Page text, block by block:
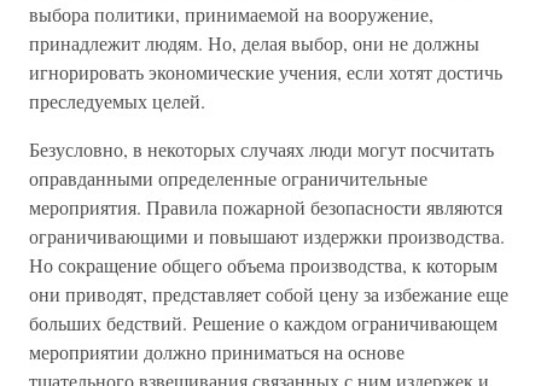
выбора политики, принимаемой на вооружение,
принадлежит людям. Но, делая выбор, они не должны
игнорировать экономические учения, если хотят достичь
преследуемых целей.
Безусловно, в некоторых случаях люди могут посчитать
оправданными определенные ограничительные
мероприятия. Правила пожарной безопасности являются
ограничивающими и повышают издержки производства.
Но сокращение общего объема производства, к которым
они приводят, представляет собой цену за избежание еще
больших бедствий. Решение о каждом ограничивающем
мероприятии должно приниматься на основе
тщательного взвешивания связанных с ним издержек и